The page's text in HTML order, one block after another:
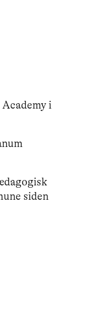
i
siden